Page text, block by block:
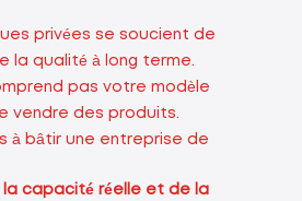
privées se soucient de
la qualité à long terme.
pas votre modèle
vendre des produits.
à bâtir une entreprise de
la capacité réelle et de la